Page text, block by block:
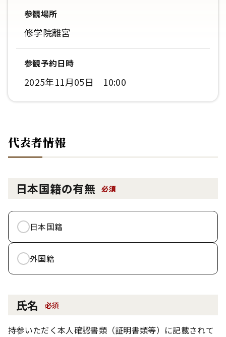
参観場所
修学院離宮
参観予約日時
2025年11月05日 10:00
代表者情報
日本国籍の有無 必須
日本国籍
外国籍
氏名 必須
持参いただく本人確認書類（証明書類等）に記載されて